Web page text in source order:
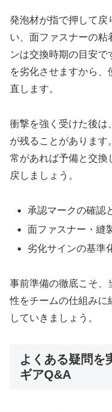
発泡材が指で押して戻
い、面ファスナーの粘
ンは交換時期の目安
を劣化させますから
直します。
衝撃を強く受けた後は
が残ることがありま
常があれば予備と交換
戻しましょう。
承認マークの確認
面ファスナー・縫
劣化サインの基準
事前準備の徹底こそ、
性をチームの仕組みに
していきましょう。
よくある疑問を
ギアQ&A